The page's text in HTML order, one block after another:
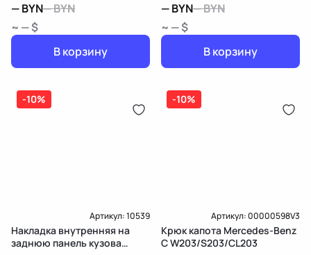
—BYN—BYN
~ — $
В корзину
W203/S203/CL203
—BYN—BYN
~ — $
В корзину
-10%
Артикул:10539
Накладка внутренняя на
заднюю панель кузова
-10%
Артикул:00000598V3
Крюк капота Mercedes-Benz
C W203/S203/CL203